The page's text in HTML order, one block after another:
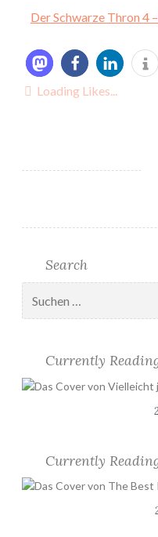
Der Schwarze Thron 4
Loading Likes...
Search
nach:
Currently
Currently